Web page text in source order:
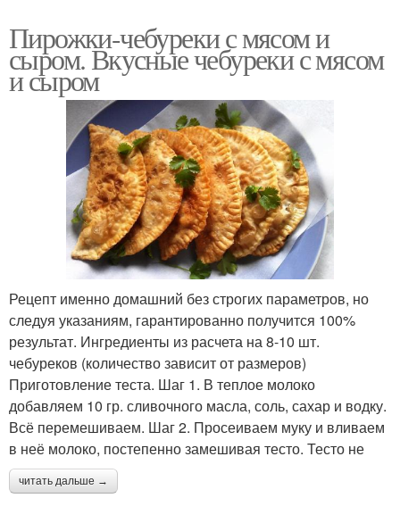
Пирожки-чебуреки с мясом и
сыром. Вкусные чебуреки с мясом
и сыром
Рецепт именно домашний без строгих параметров, но
следуя указаниям, гарантированно получится 100%
результат. Ингредиенты из расчета на 8-10 шт.
чебуреков (количество зависит от размеров)
Приготовление теста. Шаг 1. В теплое молоко
добавляем 10 гр. сливочного масла, соль, сахар и водку.
Всё перемешиваем. Шаг 2. Просеиваем муку и вливаем
в неё молоко, постепенно замешивая тесто. Тесто не
читать дальше →